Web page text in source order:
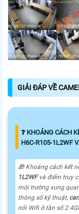
GIẢI ĐÁP VỀ
❓ KHOẢNG CÁCH
H6C-R105-1L2WF
🎁 Khoảng cách kết
1L2WFvà điểm truy
môi trường xung
thông số kỹ thuật,
nối Wifi ở tần số